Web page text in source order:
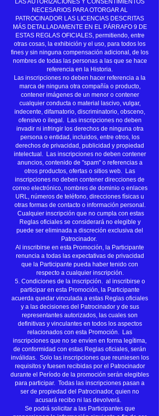
LAS AUTORIZACIONES Y CONSENTIMIENTOS
NECESARIOS PARA OTORGAR AL
PATROCINADOR LAS LICENCIAS DESCRITAS
MÁS DETALLADAMENTE EN EL PÁRRAFO 9 DE
ESTAS REGLAS OFICIALES, permitiendo, entre
otras cosas, la exhibición y el uso, para todos los
fines y sin ninguna compensación adicional, de los
nombres de todas las personas a las que se hace
referencia en la Historia.
Las inscripciones no deben hacer referencia a la
marca de ninguna otra compañía o producto,
contener imágenes de un menor o contener
cualquier conducta o material lascivo, vulgar,
indecente, difamatorio, discriminatorio, obsceno,
ofensivo o ilegal. Las inscripciones no deben
invadir ni infringir los derechos de ninguna otra
persona o entidad, incluidos, entre otros, los
derechos de privacidad, publicidad y propiedad
intelectual. Las inscripciones no deben contener
anuncios, contenido de "spam" o referencias a
otros productos, ofertas o sitios web. Las
inscripciones no deben contener direcciones de
correo electrónico, nombres de dominio o enlaces
URL, números de teléfono, direcciones físicas u
otras formas de contacto o información personal.
Cualquier inscripción que no cumpla con estas
Reglas oficiales se considerará no elegible y
puede ser eliminada a discreción exclusiva del
Patrocinador.
Al inscribirse en esta Promoción, la Participante
renuncia a todas las expectativas de privacidad
que la Participante pueda haber tenido con
respecto a cualquier inscripción.
5. Condiciones de la inscripción. al inscribirse o
participar en esta Promoción, la Participante
acuerda quedar vinculada a estas Reglas oficiales
y a las decisiones del Patrocinador y de sus
representantes autorizados, las cuales son
definitivas y vinculantes en todos los aspectos
relacionados con esta Promoción. Las
inscripciones que no se envíen en forma legítima,
de conformidad con estas Reglas oficiales, serán
inválidas. Solo las inscripciones que reuniesen los
requisitos y fuesen recibidas por el Patrocinador
durante el Período de la promoción serán elegibles
para participar. Todas las inscripciones pasan a
ser de propiedad del Patrocinador, quien no
acusará recibo ni las devolverá.
Se podrá solicitar a las Participantes que